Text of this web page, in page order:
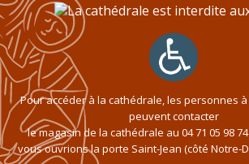
Pour accéder à la cathédrale, les personnes
peuvent contacter
le magasin de la cathédrale au 04 71 05 98 74
vous ouvrions la porte Saint-Jean (côté Notre-